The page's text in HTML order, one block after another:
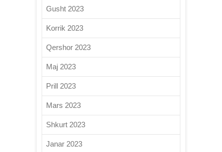
Gusht 2023
Korrik 2023
Qershor 2023
Maj 2023
Prill 2023
Mars 2023
Shkurt 2023
Janar 2023